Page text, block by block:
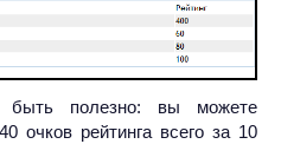
быть полезно: вы можете
очков рейтинга всего за 10